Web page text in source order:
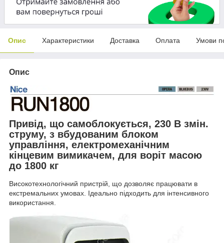
Опис Характеристики Доставка Оплата Умови
Опис
Привід, що самоблокується, 230 В змін.
струму, з вбудованим блоком
управління, електромеханічним
кінцевим вимикачем, для воріт масою
до 1800 кг
Високотехнологічний пристрій, що дозволяє працювати в
екстремальних умовах. Ідеально підходить для інтенсивного
використання.